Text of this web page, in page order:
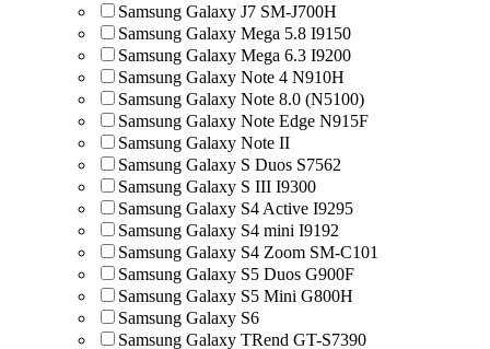
Samsung Galaxy J7 SM-J700H
Samsung Galaxy Mega 5.8 I9150
Samsung Galaxy Mega 6.3 I9200
Samsung Galaxy Note 4 N910H
Samsung Galaxy Note 8.0 (N5100)
Samsung Galaxy Note Edge N915F
Samsung Galaxy Note II
Samsung Galaxy S Duos S7562
Samsung Galaxy S III I9300
Samsung Galaxy S4 Active I9295
Samsung Galaxy S4 mini I9192
Samsung Galaxy S4 Zoom SM-C101
Samsung Galaxy S5 Duos G900F
Samsung Galaxy S5 Mini G800H
Samsung Galaxy S6
Samsung Galaxy TRend GT-S7390